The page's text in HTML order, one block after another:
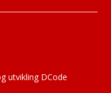
utvikling DCode